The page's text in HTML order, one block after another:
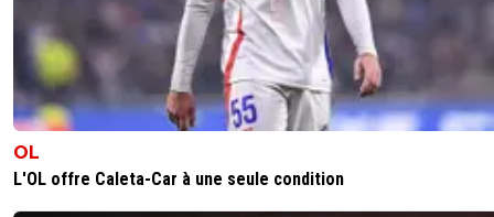
OL
L'OL offre Caleta-Car à une seule condition